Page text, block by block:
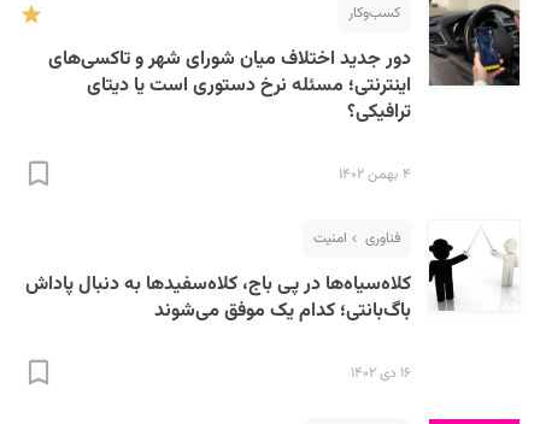
کسب‌و‌کار
دور جدید اختلاف میان شورای شهر و تاکسی‌های
اینترنتی؛ مسئله نرخ دستوری است یا دیتای
ترافیکی؟
۴ بهمن ۱۴۰۲
فناوری امنیت
کلاه‌سیاه‌ها در پی باج، کلاه‌سفیدها به دنبال پاداش
باگ‌بانتی؛ کدام یک موفق می‌‌شوند
۱۶ دی ۱۴۰۲